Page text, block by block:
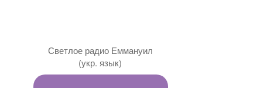
Светлое радио Еммануил
(укр. язык)